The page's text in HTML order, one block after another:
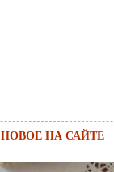
НОВОЕ НА САЙТЕ